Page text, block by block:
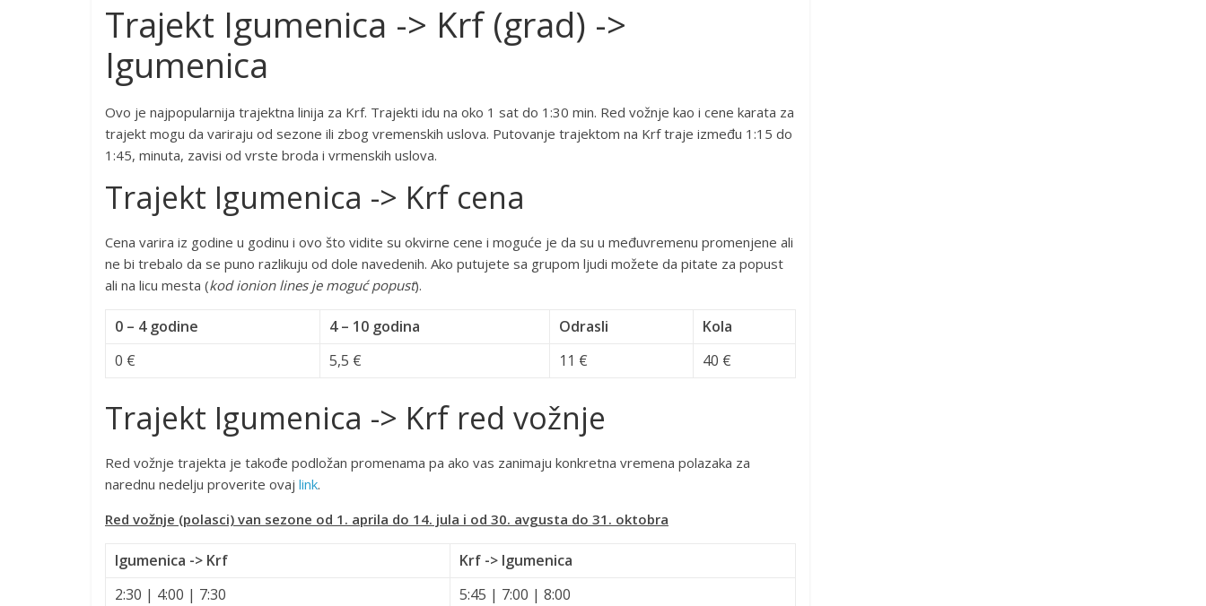
Trajekt Igumenica -> Krf (grad) ->
Igumenica
Ovo je najpopularnija trajektna linija za Krf. Trajekti idu na oko 1 sat do 1:30 min. Red vožnje kao i cene karata za
trajekt mogu da variraju od sezone ili zbog vremenskih uslova. Putovanje trajektom na Krf traje između 1:15 do
1:45, minuta, zavisi od vrste broda i vrmenskih uslova.
Trajekt Igumenica -> Krf cena
Cena varira iz godine u godinu i ovo što vidite su okvirne cene i moguće je da su u međuvremenu promenjene ali
ne bi trebalo da se puno razlikuju od dole navedenih. Ako putujete sa grupom ljudi možete da pitate za popust
ali na licu mesta (kod ionion lines je moguć popust).
0 – 4 godine 4 – 10 godina Odrasli
Kola
0 €
5,5 € 11 € 40 €
Trajekt Igumenica -> Krf red vožnje
Red vožnje trajekta je takođe podložan promenama pa ako vas zanimaju konkretna vremena polazaka za
narednu nedelju proverite ovaj link.
Red vožnje (polasci) van sezone od 1. aprila do 14. jula i od 30. avgusta do 31. oktobra
Igumenica -> Krf
Krf -> Igumenica
2:30 | 4:00 | 7:30
5:45 | 7:00 | 8:00